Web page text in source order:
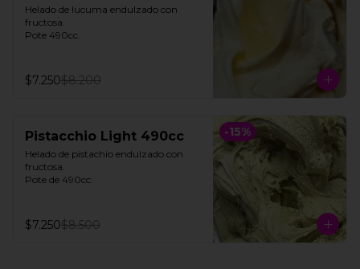
Helado de lucuma endulzado con
fructosa.
Pote 490cc.
$7.250$8.200
-15%
Pistacchio Light 490cc
Helado de pistachio endulzado con
fructosa.
Pote de 490cc.
$7.250$8.500